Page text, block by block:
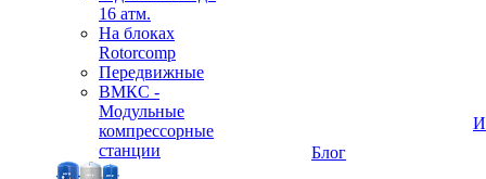
16 атм.
На блоках
Rotorcomp
Передвижные
ВМКС -
Модульные
компрессорные
станции
Блог